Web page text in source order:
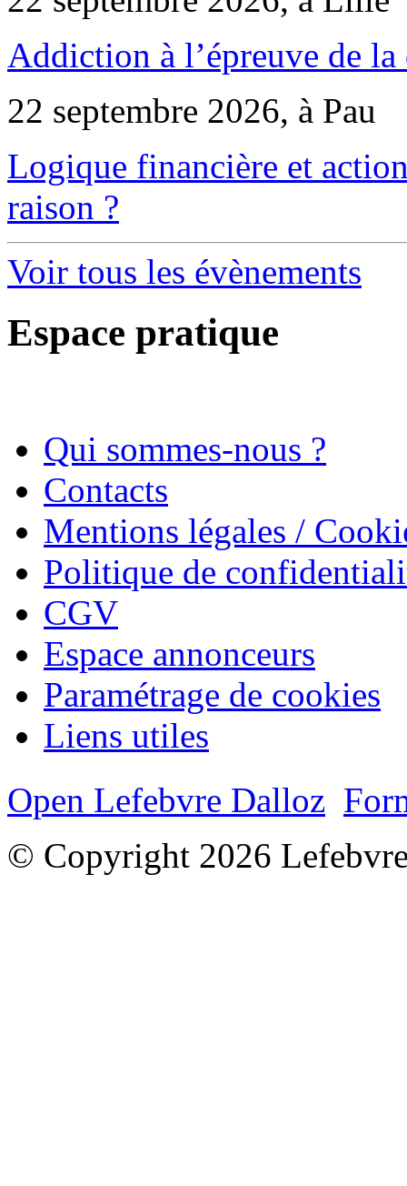
Addiction à l’épreuve de
22 septembre 2026, à Pau
Logique financière et
raison ?
Voir tous les évènements
Espace pratique
Qui sommes-nous ?
Contacts
Mentions légales /
Politique de
CGV
Espace annonceurs
Paramétrage de cookies
Liens utiles
Open Lefebvre Dalloz
© Copyright 2026